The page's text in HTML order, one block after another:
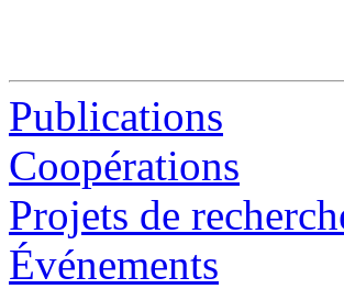
Publications
Coopérations
Projets de
Événements